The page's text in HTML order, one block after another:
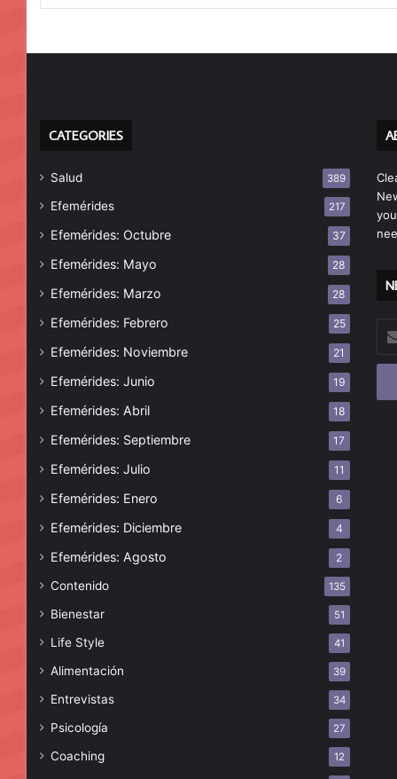
CATEGORIES
Salud 389
Efemérides 217
Efemérides: Octubre 37
Efemérides: Mayo 28
Efemérides: Marzo 28
Efemérides: Febrero 25
Efemérides: Noviembre 21
Efemérides: Junio 19
Efemérides: Abril 18
Efemérides: Septiembre 17
Efemérides: Julio 11
Efemérides: Enero 6
Efemérides: Diciembre 4
Efemérides: Agosto 2
Contenido 135
Bienestar 51
Life Style 41
Alimentación 39
Entrevistas 34
Psicología 27
Coaching 12